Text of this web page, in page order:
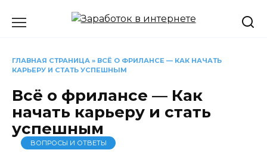
ГЛАВНАЯ СТРАНИЦА » ВСЁ О ФРИЛАНСЕ — КАК НАЧАТЬ
КАРЬЕРУ И СТАТЬ УСПЕШНЫМ
Всё о фрилансе — Как
начать карьеру и стать
успешным
ВОПРОСЫ И ОТВЕТЫ